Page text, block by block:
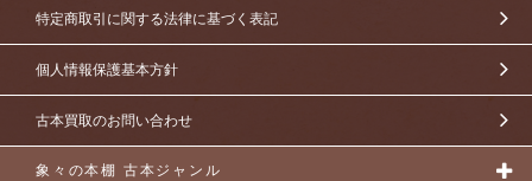
特定商取引に関する法律に基づく表記
個人情報保護基本方針
古本買取のお問い合わせ
象々の本棚 古本ジャンル